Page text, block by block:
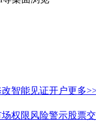
智能见证开户更多
权限风险警示股票